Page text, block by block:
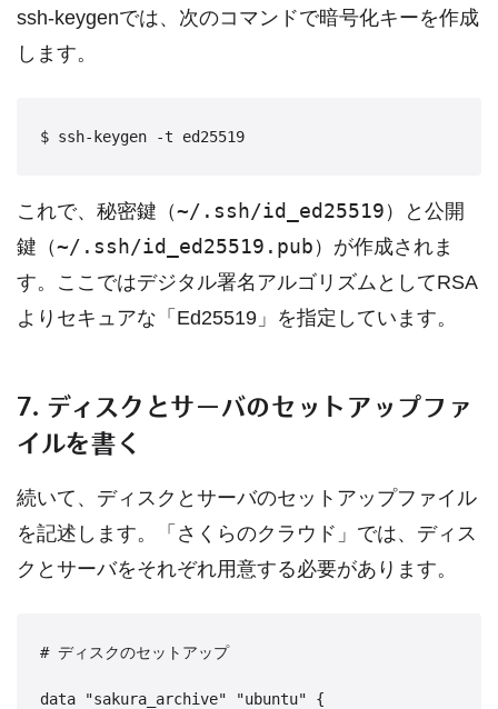
ssh-keygenでは、次のコマンドで暗号化キーを作成
します。
$ ssh-keygen -t ed25519
これで、秘密鍵（~/.ssh/id_ed25519 ）と公開
鍵（~/.ssh/id_ed25519.pub ）が作成されま
す。ここではデジタル署名アルゴリズムとしてRSA
よりセキュアな「Ed25519」を指定しています。
7. ディスクとサーバのセットアップファ
イルを書く
続いて、ディスクとサーバのセットアップファイル
を記述します。「さくらのクラウド」では、ディス
クとサーバをそれぞれ用意する必要があります。
# ディスクのセットアップ
data "sakura_archive" "ubuntu" {